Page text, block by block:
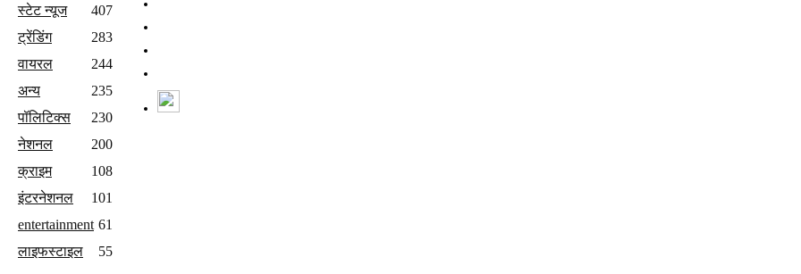
स्टेट न्यूज
407
ट्रेंडिंग
283
वायरल
244
अन्य
235
पॉलिटिक्स
230
नेशनल
200
क्राइम
108
इंटरनेशनल
101
entertainment 61
लाइफस्टाइल
55